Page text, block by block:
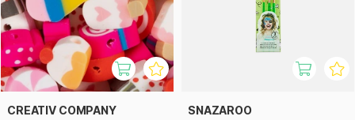
CREATIV COMPANY SNAZAROO